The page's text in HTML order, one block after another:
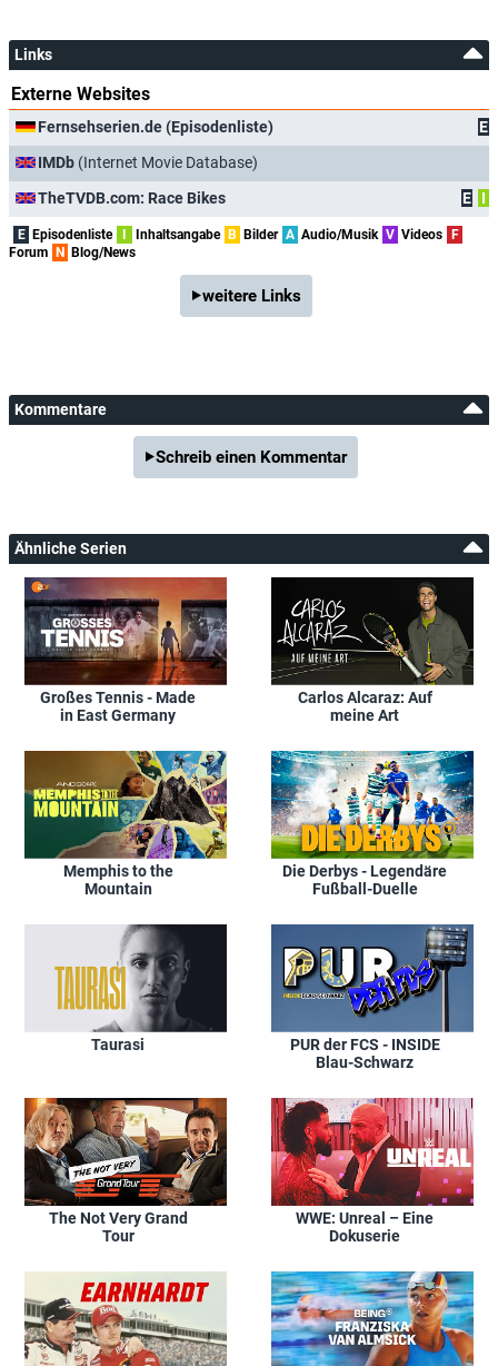
Links
Externe Websites
Fernsehserien.de (Episodenliste)
E
IMDb (Internet Movie Database)
TheTVDB.com: Race Bikes
E I
E Episodenliste I Inhaltsangabe B Bilder A Audio/Musik V Videos F
Forum N Blog/News
weitere Links
Kommentare
Schreib einen Kommentar
Ähnliche Serien
Großes Tennis - Made
in East Germany
Carlos Alcaraz: Auf
meine Art
Memphis to the
Mountain
Die Derbys - Legendäre
Fußball-Duelle
Taurasi
PUR der FCS - INSIDE
Blau-Schwarz
The Not Very Grand
Tour
WWE: Unreal – Eine
Dokuserie